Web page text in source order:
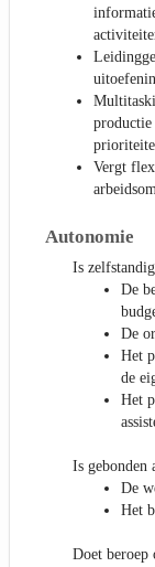
Vergt
Autonomie
Is
De
De
Het
de
Het
Is gebonden
De
Het
Doet beroep